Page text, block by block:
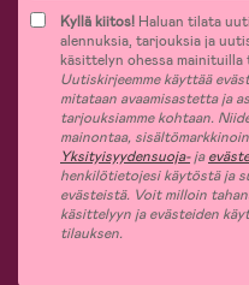
Kyllä kiitos! Haluan tilata
alennuksia, tarjouksia ja
käsittelyn ohessa mainituilla
Uutiskirjeemme käyttää
mitataan avaamisastetta ja
tarjouksiamme kohtaan.
mainontaa,
Yksityisyydensuoja-ja
henkilötietojesi käytöstä ja
evästeistä. Voit milloin
käsittelyyn ja evästeiden
tilauksen.